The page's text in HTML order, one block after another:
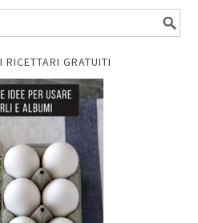
RICETTARI GRATUITI